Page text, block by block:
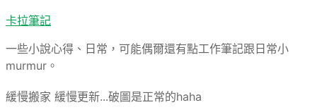
跳
主
要
內
容
卡拉筆記
一些小說心得、日常，可能偶爾還有點工作筆記跟日常小
murmur。
緩慢搬家 緩慢更新...破圖是正常的haha